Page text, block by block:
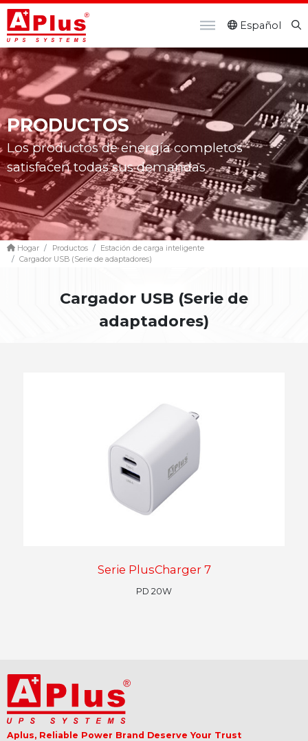
Español
PRODUCTOS
Los productos de energía completos
satisfacen todas sus demandas
Hogar Productos
Estación de carga inteligente
Cargador USB (Serie de adaptadores)
Cargador USB (Serie de
adaptadores)
Serie PlusCharger 7
PD 20W
Aplus, Reliable Power Brand Deserve Your Trust